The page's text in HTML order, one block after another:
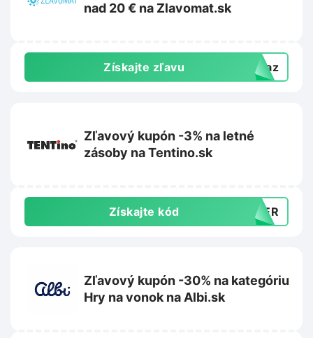
nad 20 € na Zlavomat.sk
Získajte zľavu dkaz
Zľavový kupón -3% na letné
zásoby na Tentino.sk
Získajte kód MBER
Zľavový kupón -30% na kategóriu
Hry na vonok na Albi.sk